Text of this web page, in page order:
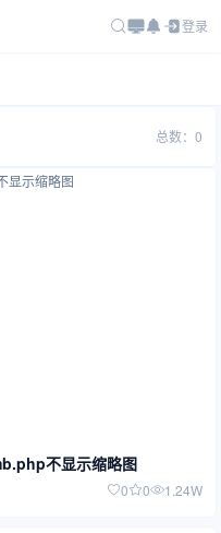
登录
总数：0
不显示缩略图
0 0 1.24W